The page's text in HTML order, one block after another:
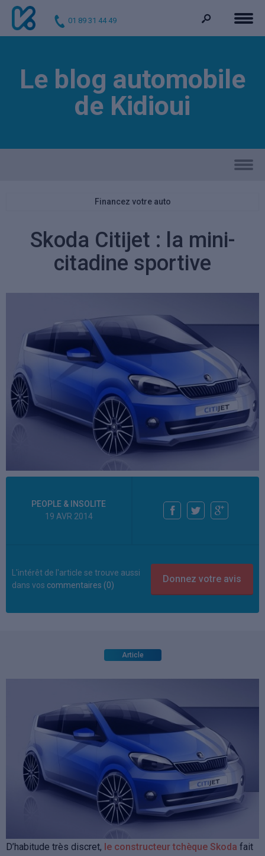
01 89 31 44 49
Le blog automobile
de Kidioui
Financez votre auto
Skoda Citijet : la mini-
citadine sportive
PEOPLE & INSOLITE
19 AVR 2014
L'intérêt de l'article se trouve aussi
dans vos commentaires (0)
Article
D’habitude très discret, le constructeur tchèque Skoda fait